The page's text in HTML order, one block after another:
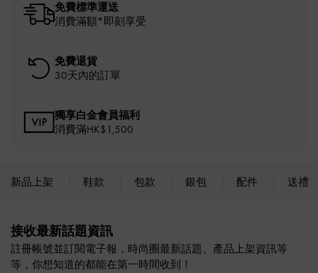
免費標準運送
消費滿額*即刻享受
免費退貨
30天內的訂單
獨享白金會員福利
消費滿HK$1,500
新品上架 鞋款 包款 銀包 配件 送禮
接收最新話題資訊
註冊帳號並訂閱電子報，時尚圈最新話題、產品上架資訊等
等，你想知道的都能在第一時間收到！